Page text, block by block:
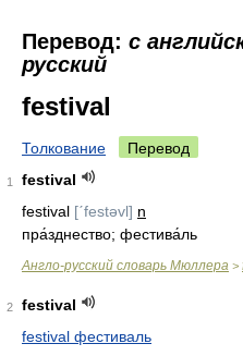
Перевод: с
русский
festival
Толкование Перевод
1
festival
festival [ˊfestəvl] n
пра́зднество; фестива́ль
Англо-русский словарь Мюллера >
2
festival
festival фестиваль